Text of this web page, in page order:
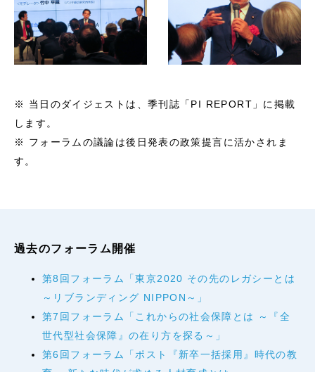
※ 当日のダイジェストは、季刊誌「PI REPORT」に掲載
します。
※ フォーラムの議論は後日発表の政策提言に活かされま
す。
過去のフォーラム開催
第8回フォーラム「東京2020 その先のレガシーとは
～リブランディング NIPPON～」
第7回フォーラム「これからの社会保障とは ～『全
世代型社会保障』の在り方を探る～」
第6回フォーラム「ポスト『新卒一括採用』時代の教